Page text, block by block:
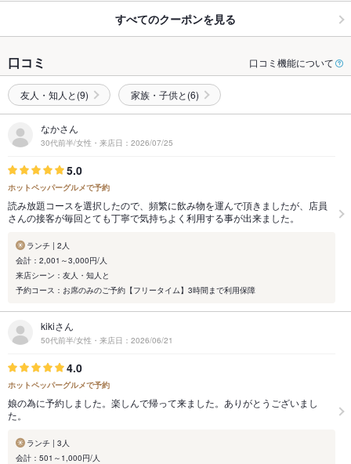
すべてのクーポンを見る
口コミ 口コミ機能について
友人・知人と(9) 家族・子供と(6)
なかさん
30代前半/女性・来店日：2026/07/25
5.0
ホットペッパーグルメで予約
読み放題コースを選択したので、頻繁に飲み物を運んで頂きましたが、店員
さんの接客が毎回とても丁寧で気持ちよく利用する事が出来ました。
ランチ | 2人
会計：2,001～3,000円/人
来店シーン：友人・知人と
予約コース：お席のみのご予約【フリータイム】3時間まで利用保障
kikiさん
50代前半/女性・来店日：2026/06/21
4.0
ホットペッパーグルメで予約
娘の為に予約しました。楽しんで帰って来ました。ありがとうございまし
た。
ランチ | 3人
会計：501～1,000円/人